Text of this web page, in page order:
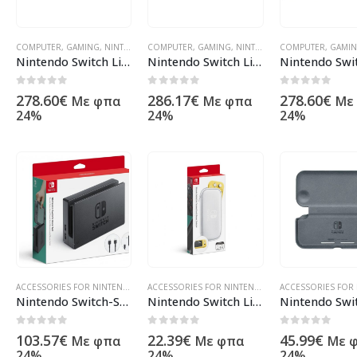
COMPUTER, GAMING, NINTENDO ,ΠΡΟΪΌΝΤΑ ΠΛΗΡΟΦΟΡΙΚΉΣ - ΚΙΝΗΤΉΣ
Nintendo Switch Lite Grau 10002290
278.60€ Με φπα
24%
COMPUTER, GAMING, NINTENDO ,ΠΡΟΪΌΝΤΑ
Nintendo Switch Lite Türkis 10002292
286.17€ Με φπα
24%
COMPUTER,
278.60€ Με
24%
COMPUTER,GAMING ,ΠΡΟΪΌΝΤΑ ΠΛΗΡΟΦΟΡΙΚΉΣ -
Nintendo Switch-Stationsset 2511666
103.57€ Με φπα
COMPUTER,GAMING
Nintendo Switch Lite Tasche und Schutzfolie 10002757
22.39€ Με φπα
45.99€ Με